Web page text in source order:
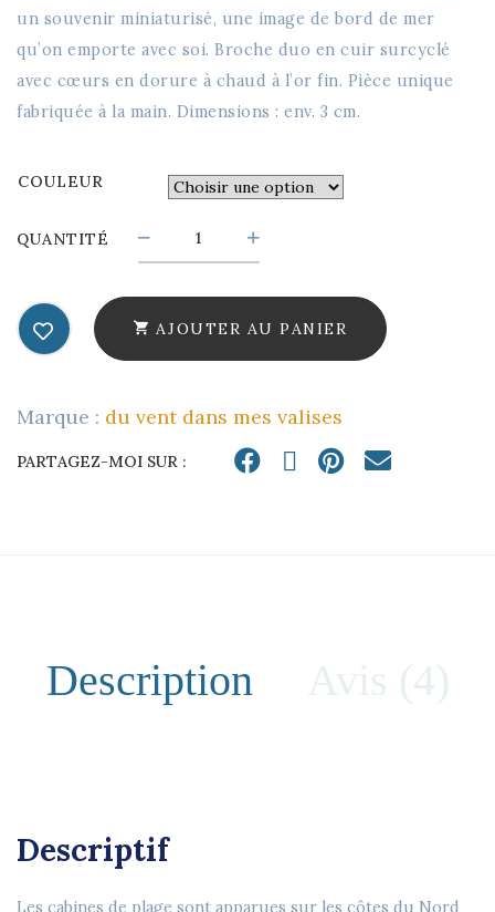
un souvenir miniaturisé, une image de bord de mer
qu’on emporte avec soi. Broche duo en cuir surcyclé
avec cœurs en dorure à chaud à l’or fin. Pièce unique
fabriquée à la main. Dimensions : env. 3 cm.
COULEUR
QUANTITÉ
LES
PETITES
EN
QUANTITY
AJOUTER AU PANIER
Marque : du vent dans mes valises
PARTAGEZ-MOI SUR :
Description
Descriptif
Les cabines de plage sont apparues sur les côtes du Nord